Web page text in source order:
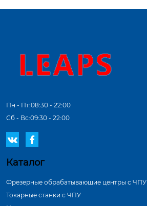
Пн - Пт:08:30 - 22:00
Сб - Вс:09:30 - 22:00
 
Каталог
Фрезерные обрабатывающие центры с ЧПУ
Токарные станки с ЧПУ